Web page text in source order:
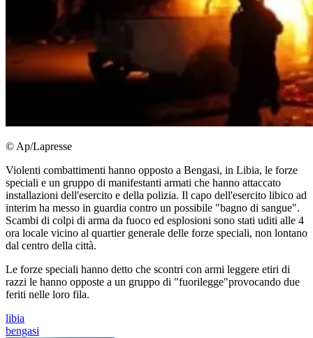
© Ap/Lapresse
Violenti combattimenti hanno opposto a Bengasi, in Libia, le forze
speciali e un gruppo di manifestanti armati che hanno attaccato
installazioni dell'esercito e della polizia. Il capo dell'esercito libico ad
interim ha messo in guardia contro un possibile "bagno di sangue".
Scambi di colpi di arma da fuoco ed esplosioni sono stati uditi alle 4
ora locale vicino al quartier generale delle forze speciali, non lontano
dal centro della città.
Le forze speciali hanno detto che scontri con armi leggere etiri di
razzi le hanno opposte a un gruppo di "fuorilegge"provocando due
feriti nelle loro fila.
libia
bengasi